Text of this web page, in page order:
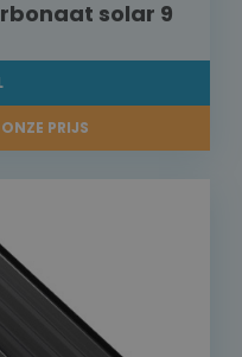
solar 9
PRIJS